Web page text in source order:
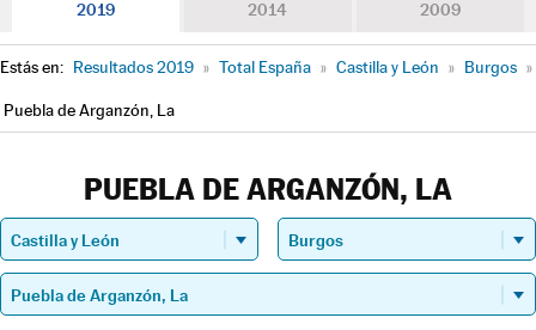
2019 2014 2009
Estás en: Resultados 2019 » Total España » Castilla y León » Burgos »
Puebla de Arganzón, La
PUEBLA DE ARGANZÓN, LA